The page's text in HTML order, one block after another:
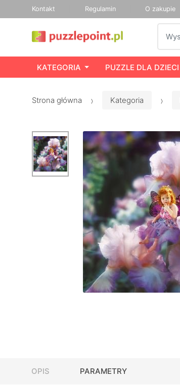
Kontakt Regulamin O zakupie
KATEGORIA PUZZLE DLA DZIECI
Strona główna Kategoria
OPIS PARAMETRY